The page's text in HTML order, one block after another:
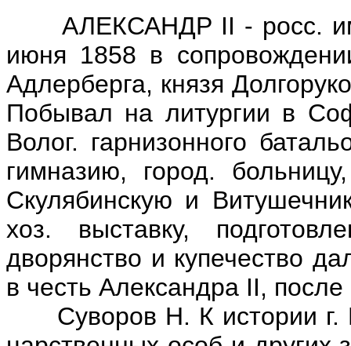
АЛЕКСАНДР II - росс.
июня 1858 в
Адлерберга, князя
Побывал на литургии в
Волог. гарнизонного
гимназию, город.
Скулябинскую и
хоз. выставку,
дворянство и купечество
в честь Александра II, после
Суворов Н. К истории г.